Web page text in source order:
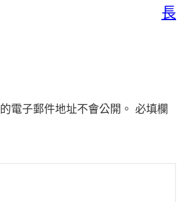
長
電子郵件地址不會公開。 必填欄